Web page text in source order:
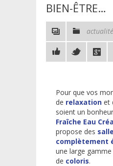
BIEN-ÊTRE…
actualité
Pour que vos
de relaxation et
soient un
Fraîche Eau
propose des
complètement
une large gamme
de coloris.